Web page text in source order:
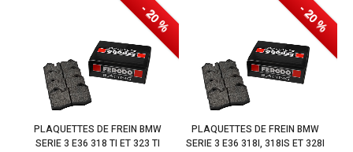
- 20 %
PLAQUETTES DE FREIN BMW
SERIE 3 E36 318 TI ET 323 TI
- 20 %
PLAQUETTES DE FREIN BMW
SERIE 3 E36 318I, 318IS ET 328I